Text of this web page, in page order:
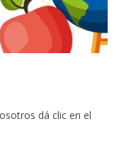
dá clic en el